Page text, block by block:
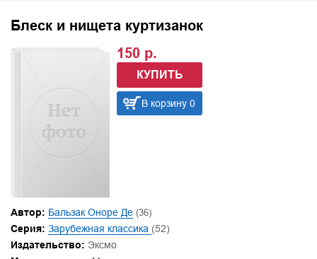
Блеск и нищета куртизанок
150 р.
КУПИТЬ
В корзину 0
Автор: Бальзак Оноре Де (36)
Серия: Зарубежная классика (52)
Издательство: Эксмо